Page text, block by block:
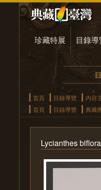
珍藏特展 目錄導
首頁 目錄導覽 內容
首頁
目錄導覽 典藏
Lycianthes